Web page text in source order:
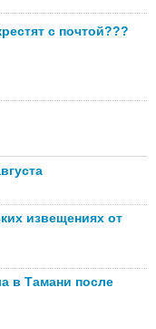
с почтой???
извещениях от
в Тамани после